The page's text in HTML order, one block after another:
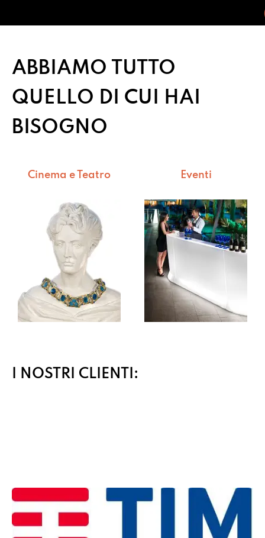
ABBIAMO TUTTO
QUELLO DI CUI HAI
BISOGNO
Cinema e Teatro Eventi
I NOSTRI CLIENTI: